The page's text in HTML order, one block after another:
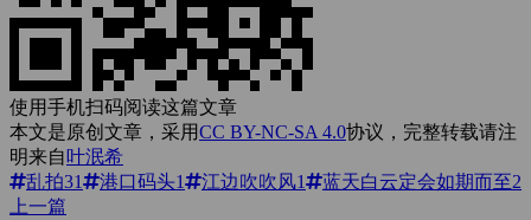
使用手机扫码阅读这篇文章
本文是原创文章，采用CC BY-NC-SA 4.0协议，完整转载请注
明来自 叶泯希
乱拍31 港口码头1 江边吹吹风1 蓝天白云定会如期而至2
上一篇